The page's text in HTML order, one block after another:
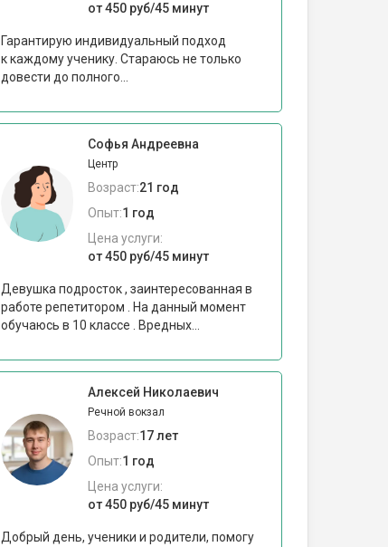
от 450 руб/45 минут
Гарантирую индивидуальный подход
к каждому ученику. Стараюсь не только
довести до полного...
Софья Андреевна
Центр
Возраст:21 год
Опыт:1 год
Цена услуги:
от 450 руб/45 минут
Девушка подросток , заинтересованная в
работе репетитором . На данный момент
обучаюсь в 10 классе . Вредных...
Алексей Николаевич
Речной вокзал
Возраст:17 лет
Опыт:1 год
Цена услуги:
от 450 руб/45 минут
Добрый день, ученики и родители, помогу